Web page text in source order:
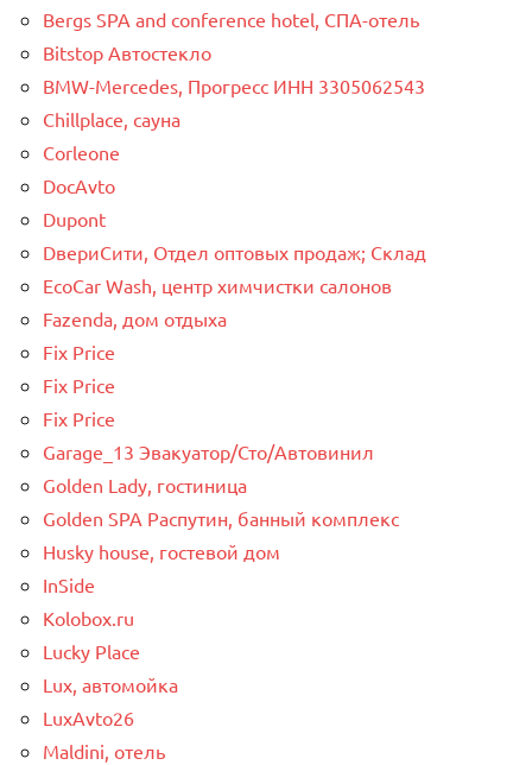
Bergs SPA and conference hotel, СПА-отель
Bitstop Автостекло
BMW-Mercedes, Прогресс ИНН 3305062543
Chillplace, сауна
Corleone
DocAvto
Dupont
DвериСити, Отдел оптовых продаж; Склад
EcoCar Wash, центр химчистки салонов
Fazenda, дом отдыха
Fix Price
Fix Price
Fix Price
Garage_13 Эвакуатор/Сто/Автовинил
Golden Lady, гостиница
Golden SPA Распутин, банный комплекс
Husky house, гостевой дом
InSide
Kolobox.ru
Lucky Place
Lux, автомойка
LuxAvto26
Maldini, отель